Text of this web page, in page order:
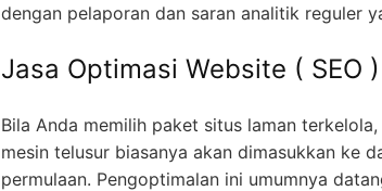
dengan pelaporan dan saran analitik reguler
Jasa Optimasi Website ( SEO )
Bila Anda memilih paket situs laman
mesin telusur biasanya akan dimasukkan ke
permulaan. Pengoptimalan ini umumnya